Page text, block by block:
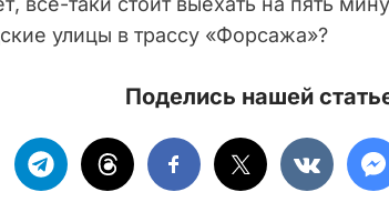
улицы в трассу «Форсажа»?
Поделись нашей